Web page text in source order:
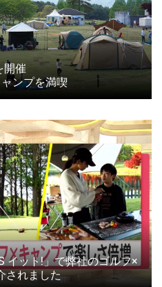
開催
ンプを満喫
ット!」で弊社のゴルフ×
されました